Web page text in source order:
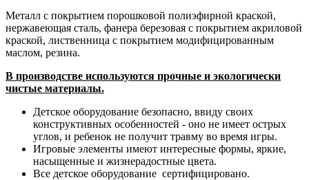
Металл с покрытием порошковой полиэфирной краской,
нержавеющая сталь, фанера березовая с покрытием акриловой
краской, лиственница с покрытием модифицированным
маслом, резина.
В производстве используются прочные и экологически
чистые материалы.
Детское оборудование безопасно, ввиду своих
конструктивных особенностей - оно не имеет острых
углов, и ребенок не получит травму во время игры.
Игровые элементы имеют интересные формы, яркие,
насыщенные и жизнерадостные цвета.
Все детское оборудование сертифицировано.